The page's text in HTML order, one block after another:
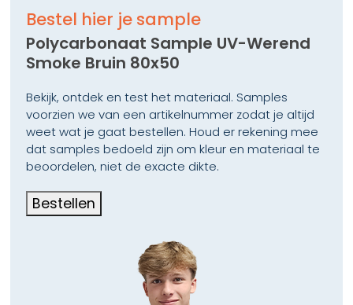
Bestel hier je sample
Polycarbonaat Sample UV-Werend
Smoke Bruin 80x50
Bekijk, ontdek en test het materiaal. Samples
voorzien we van een artikelnummer zodat je altijd
weet wat je gaat bestellen. Houd er rekening mee
dat samples bedoeld zijn om kleur en materiaal te
beoordelen, niet de exacte dikte.
Bestellen